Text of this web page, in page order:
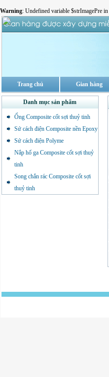
Warning: Undefined variable $strImagePre in
Trang chủ Gian hàng
Danh mục sản phẩm
Ống Composite cốt sợi thuỷ tinh
Sứ cách điện Composite nền Epoxy
Sứ cách điện Polyme
Nắp hố ga Composite cốt sợi thuỷ
tinh
Song chắn rác Composite cốt sợi
thuỷ tinh